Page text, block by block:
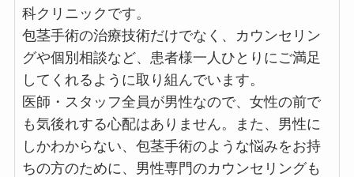
科クリニックです。
包茎手術の治療技術だけでなく、カウンセリン
グや個別相談など、患者様一人ひとりにご満足
してくれるように取り組んでいます。
医師・スタッフ全員が男性なので、女性の前で
も気後れする心配はありません。また、男性に
しかわからない、包茎手術のような悩みをお持
ちの方のために、男性専門のカウンセリングも